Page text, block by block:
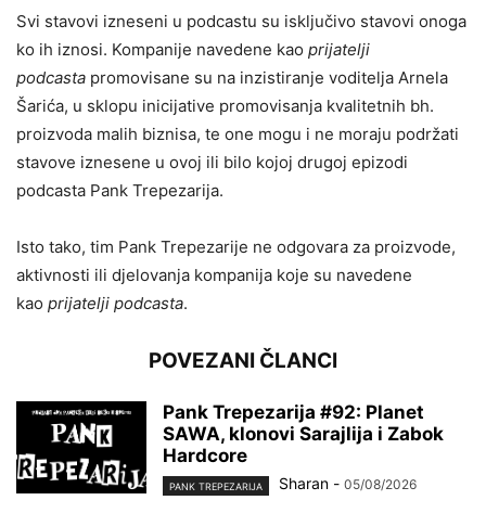
Svi stavovi izneseni u podcastu su isključivo stavovi onoga
ko ih iznosi. Kompanije navedene kao prijatelji
podcasta promovisane su na inzistiranje voditelja Arnela
Šarića, u sklopu inicijative promovisanja kvalitetnih bh.
proizvoda malih biznisa, te one mogu i ne moraju podržati
stavove iznesene u ovoj ili bilo kojoj drugoj epizodi
podcasta Pank Trepezarija.
Isto tako, tim Pank Trepezarije ne odgovara za proizvode,
aktivnosti ili djelovanja kompanija koje su navedene
kao prijatelji podcasta.
POVEZANI ČLANCI
Pank Trepezarija #92: Planet
SAWA, klonovi Sarajlija i Zabok
Hardcore
PANK TREPEZARIJA Sharan - 05/08/2026